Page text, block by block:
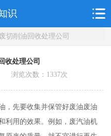
识
切削油回收处理公司
收处理公司
浏览次数： 1337次
先要收集并保管好废油废油
利用的效果。例如，废汽油机